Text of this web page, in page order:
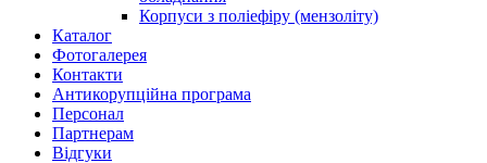
Корпуси з поліефіру (мензоліту)
Каталог
Фотогалерея
Контакти
Антикорупційна програма
Персонал
Партнерам
Відгуки